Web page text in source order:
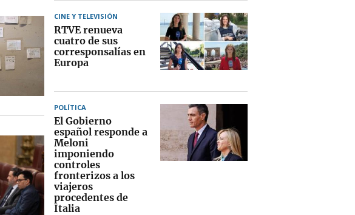
CINE Y TELEVISIÓN
RTVE renueva
cuatro de sus
corresponsalías en
Europa
POLÍTICA
El Gobierno
español responde a
Meloni
imponiendo
controles
fronterizos a los
viajeros
procedentes de
Italia